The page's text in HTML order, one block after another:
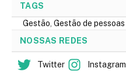
TAGS
Gestão Gestão de pessoas
NOSSAS REDES
Twitter Instagram